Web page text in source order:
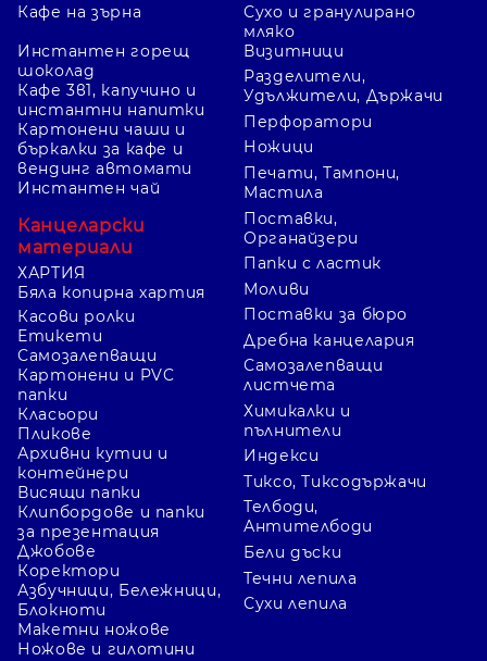
Кафе на зърна
Сухо и гранулирано
мляко
Инстантен горещ
шоколад
Кафе 3в1, капучино и
инстантни напитки
Картонени чаши и
бъркалки за кафе и
вендинг автомати
Инстантен чай
Канцеларски
материали
ХАРТИЯ
Бяла копирна хартия
Касови ролки
Етикети
Самозалепващи
Картонени и PVC
папки
Класьори
Пликове
Архивни кутии и
контейнери
Висящи папки
Клипбордове и папки
за презентация
Джобове
Коректори
Азбучници, Бележници,
Блокноти
Визитници
Разделители,
Удължители, Държачи
Перфоратори
Ножици
Печати, Тампони,
Мастила
Поставки,
Органайзери
Папки с ластик
Моливи
Поставки за бюро
Дребна канцелария
Самозалепващи
листчета
Химикалки и
пълнители
Индекси
Тиксо, Тиксодържачи
Телбоди,
Антителбоди
Бели дъски
Течни лепила
Сухи лепила
Макетни ножове
Ножове и гилотини